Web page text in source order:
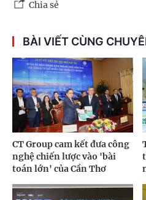
Chia sẻ
BÀI VIẾT CÙNG
CT Group cam kết đưa công
nghệ chiến lược vào 'bài
toán lớn' của Cần Thơ